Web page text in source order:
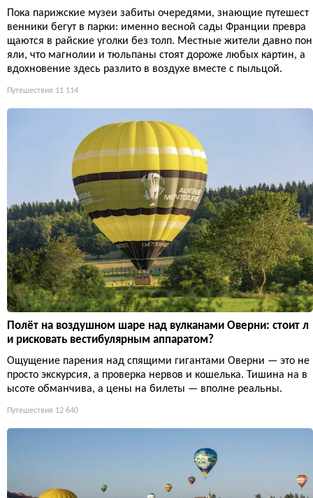
Пока парижские музеи забиты очередями, знающие путешест
венники бегут в парки: именно весной сады Франции превра
щаются в райские уголки без толп. Местные жители давно пон
яли, что магнолии и тюльпаны стоят дороже любых картин, а
вдохновение здесь разлито в воздухе вместе с пыльцой.
Путешествия 11 114
Полёт на воздушном шаре над вулканами Оверни: стоит л
и рисковать вестибулярным аппаратом?
Ощущение парения над спящими гигантами Оверни — это не
просто экскурсия, а проверка нервов и кошелька. Тишина на в
ысоте обманчива, а цены на билеты — вполне реальны.
Путешествия 12 640